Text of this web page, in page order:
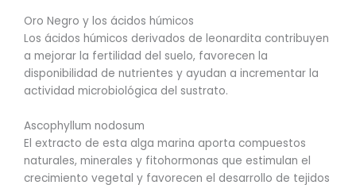
Oro Negro y los ácidos húmicos
Los ácidos húmicos derivados de leonardita contribuyen
a mejorar la fertilidad del suelo, favorecen la
disponibilidad de nutrientes y ayudan a incrementar la
actividad microbiológica del sustrato.
Ascophyllum nodosum
El extracto de esta alga marina aporta compuestos
naturales, minerales y fitohormonas que estimulan el
crecimiento vegetal y favorecen el desarrollo de tejidos